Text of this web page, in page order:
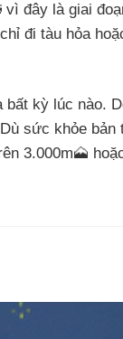
đây là giai
đi tàu hỏa
kỳ lúc nào.
sức khỏe bản
3.000m🗻